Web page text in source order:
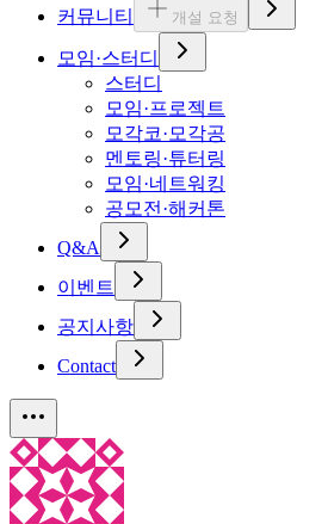
커뮤니티 개설 요청
모임·스터디
스터디
모임·프로젝트
모각코·모각공
멘토링·튜터링
모임·네트워킹
공모전·해커톤
Q&A
이벤트
공지사항
Contact